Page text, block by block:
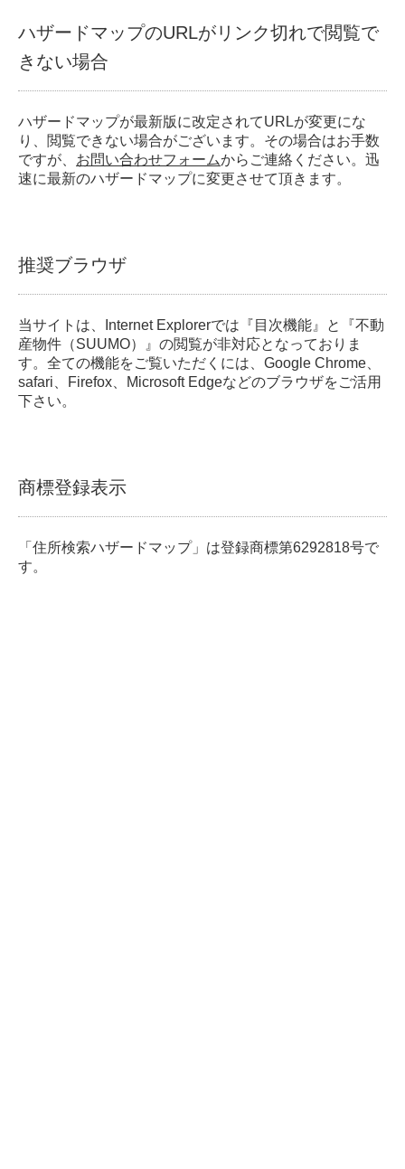
ハザードマップのURLがリンク切れで閲覧で
きない場合
ハザードマップが最新版に改定されてURLが変更にな
り、閲覧できない場合がございます。その場合はお手数
ですが、 お問い合わせフォームからご連絡ください。迅
速に最新のハザードマップに変更させて頂きます。
推奨ブラウザ
当サイトは、Internet Explorerでは『目次機能』と『不動
産物件（SUUMO）』の閲覧が非対応となっておりま
す。全ての機能をご覧いただくには、Google Chrome、
safari、Firefox、Microsoft Edgeなどのブラウザをご活用
下さい。
商標登録表示
「住所検索ハザードマップ」は登録商標第6292818号で
す。